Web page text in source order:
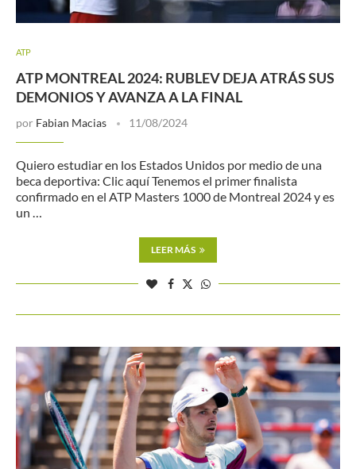
ATP
ATP MONTREAL 2024: RUBLEV DEJA ATRÁS SUS
DEMONIOS Y AVANZA A LA FINAL
por Fabian Macias 11/08/2024
Quiero estudiar en los Estados Unidos por medio de una
beca deportiva: Clic aquí Tenemos el primer finalista
confirmado en el ATP Masters 1000 de Montreal 2024 y es
un …
LEER MÁS